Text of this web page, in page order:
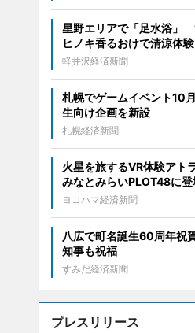
星野エリアで「足水浴」
ヒノキ香るおけで清涼体験
軽井沢経済新聞
札幌でゲームイベント10
生向け企画を新設
札幌経済新聞
火星を旅するVR体験アト
みなとみらいPLOT48に登
ヨコハマ経済新聞
八広で町名誕生60周年
知事も祝福
すみだ経済新聞
プレスリリース